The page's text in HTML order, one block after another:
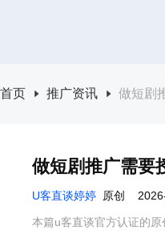
首页 推广资讯 做短剧
做短剧推广需要
U客直谈婷婷 原创
本篇u客直谈官方认证的原